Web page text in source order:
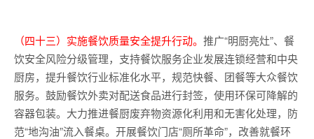
（四十三）实施餐饮质量安全提升行动。 推广“明厨亮灶”、餐
饮安全风险分级管理，支持餐饮服务企业发展连锁经营和中央
厨房，提升餐饮行业标准化水平，规范快餐、团餐等大众餐饮
服务。鼓励餐饮外卖对配送食品进行封签，使用环保可降解的
容器包装。大力推进餐厨废弃物资源化利用和无害化处理，防
范“地沟油”流入餐桌。开展餐饮门店“厕所革命”，改善就餐环